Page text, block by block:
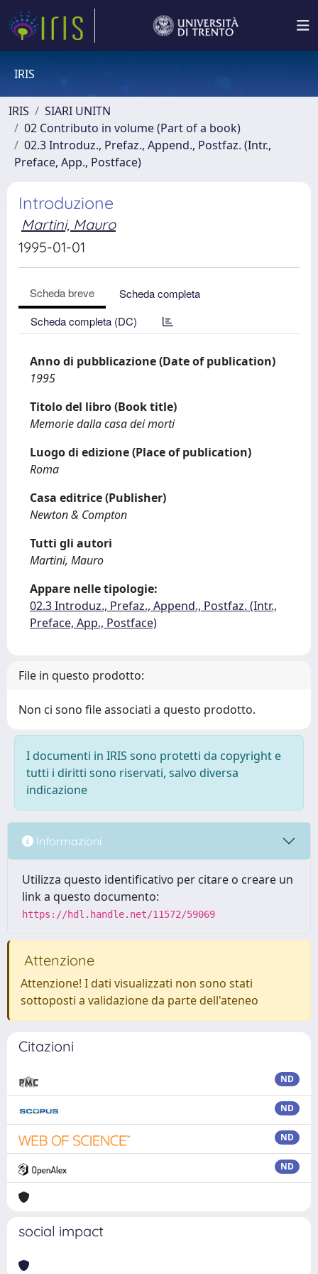
IRIS
IRIS
SIARI UNITN
02 Contributo in volume (Part of a book)
02.3 Introduz., Prefaz., Append., Postfaz. (Intr.,
Preface, App., Postface)
Introduzione
Martini, Mauro
1995-01-01
Scheda breve
Scheda completa
Scheda completa (DC)
Anno di pubblicazione (Date of publication)
1995
Titolo del libro (Book title)
Memorie dalla casa dei morti
Luogo di edizione (Place of publication)
Roma
Casa editrice (Publisher)
Newton & Compton
Tutti gli autori
Martini, Mauro
Appare nelle tipologie:
02.3 Introduz., Prefaz., Append., Postfaz. (Intr.,
Preface, App., Postface)
File in questo prodotto:
Non ci sono file associati a questo prodotto.
I documenti in IRIS sono protetti da copyright e
tutti i diritti sono riservati, salvo diversa
indicazione
Informazioni
Utilizza questo identificativo per citare o creare un
link a questo documento:
https://hdl.handle.net/11572/59069
Attenzione
Attenzione! I dati visualizzati non sono stati
sottoposti a validazione da parte dell'ateneo
Citazioni
ND
ND
ND
ND
social impact